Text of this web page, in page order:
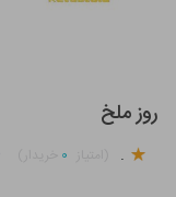
روز ملخ
. ۰